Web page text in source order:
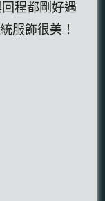
程都剛好遇
服飾很美！